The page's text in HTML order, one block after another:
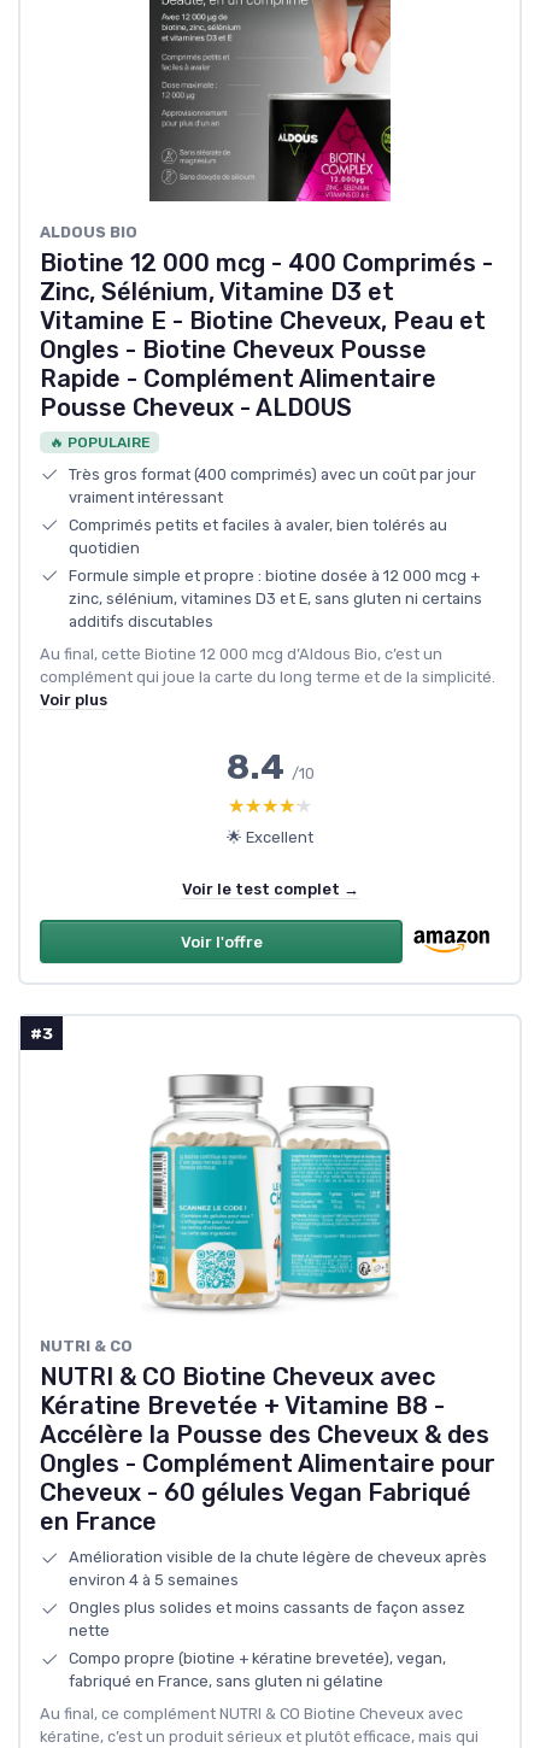
ALDOUS BIO
Biotine 12 000 mcg - 400 Comprimés -
Zinc, Sélénium, Vitamine D3 et
Vitamine E - Biotine Cheveux, Peau et
Ongles - Biotine Cheveux Pousse
Rapide - Complément Alimentaire
Pousse Cheveux - ALDOUS
🔥 POPULAIRE
Très gros format (400 comprimés) avec un coût par jour
vraiment intéressant
Comprimés petits et faciles à avaler, bien tolérés au
quotidien
Formule simple et propre : biotine dosée à 12 000 mcg +
zinc, sélénium, vitamines D3 et E, sans gluten ni certains
additifs discutables
Au final, cette Biotine 12 000 mcg d’Aldous Bio, c’est un
complément qui joue la carte du long terme et de la simplicité.
Voir plus
8.4 /10
★★★★★
★★★★★
🌟 Excellent
Voir le test complet →
Voir l'offre
#3
NUTRI & CO
NUTRI & CO Biotine Cheveux avec
Kératine Brevetée + Vitamine B8 -
Accélère la Pousse des Cheveux & des
Ongles - Complément Alimentaire pour
Cheveux - 60 gélules Vegan Fabriqué
en France
Amélioration visible de la chute légère de cheveux après
environ 4 à 5 semaines
Ongles plus solides et moins cassants de façon assez
nette
Compo propre (biotine + kératine brevetée), vegan,
fabriqué en France, sans gluten ni gélatine
Au final, ce complément NUTRI & CO Biotine Cheveux avec
kératine, c’est un produit sérieux et plutôt efficace, mais qui